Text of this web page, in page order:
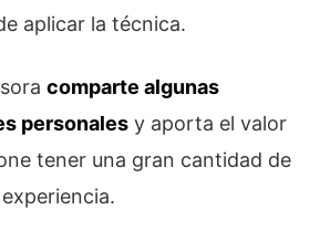
aplicar la técnica.
comparte algunas
personales y aporta el valor
tener una gran cantidad de